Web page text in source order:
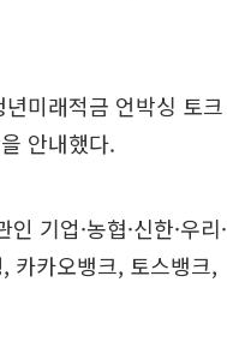
미래적금 언박싱 토크
안내했다.
기업·농협·신한·우리·
카카오뱅크, 토스뱅크,